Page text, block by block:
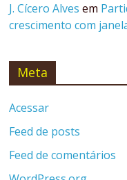
J. Cícero Alves em
crescimento com
Meta
Acessar
Feed de posts
Feed de comentários